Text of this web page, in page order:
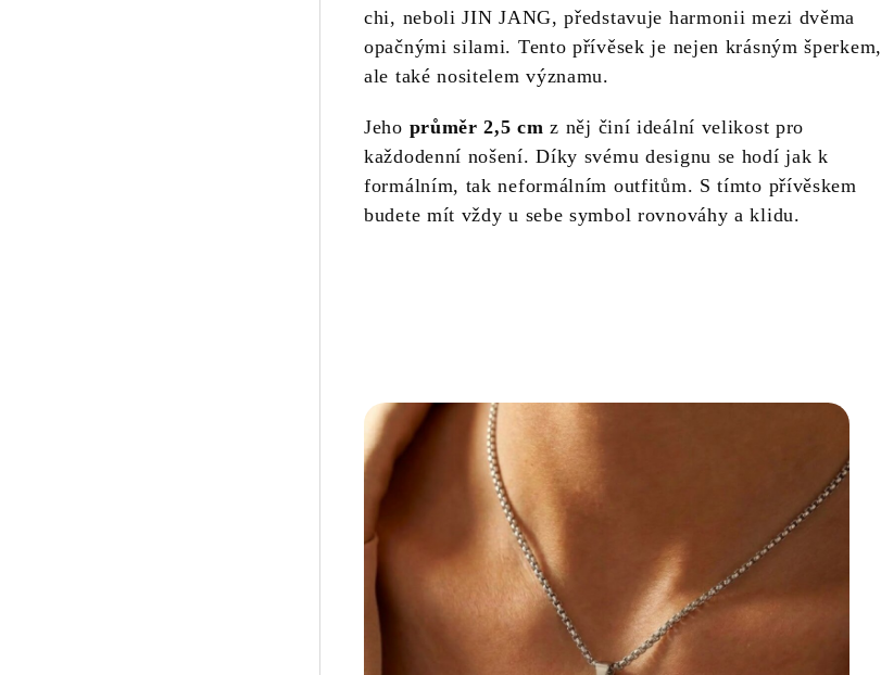
chi, neboli JIN JANG, představuje harmonii mezi dvěma
opačnými silami. Tento přívěsek je nejen krásným šperkem,
ale také nositelem významu.
Jeho průměr 2,5 cm z něj činí ideální velikost pro
každodenní nošení. Díky svému designu se hodí jak k
formálním, tak neformálním outfitům. S tímto přívěskem
budete mít vždy u sebe symbol rovnováhy a klidu.